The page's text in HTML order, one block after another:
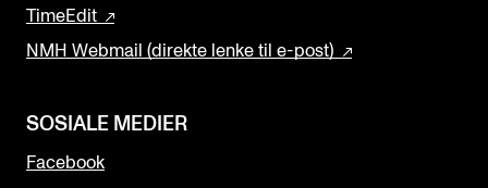
TimeEdit
NMH Webmail (direkte lenke til e-post)
SOSIALE MEDIER
Facebook